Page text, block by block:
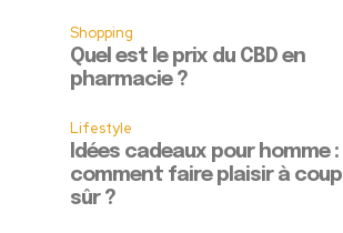
Shopping
Quel est le prix du CBD en
pharmacie ?
Lifestyle
Idées cadeaux pour homme :
comment faire plaisir à coup
sûr ?